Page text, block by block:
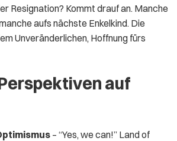
Resignation? Kommt drauf an. Manche
aufs nächste Enkelkind. Die
Unveränderlichen, Hoffnung fürs
auf
– “Yes, we can!” Land of